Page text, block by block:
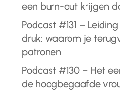
een burn-out krijgen
Podcast #131 –
druk: waarom je
patronen
Podcast #130 – Het
de hoogbegaafde